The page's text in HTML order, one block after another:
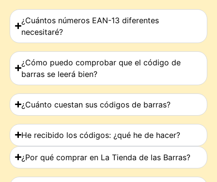
¿Cuántos números EAN-13 diferentes
necesitaré?
¿Cómo puedo comprobar que el código de
barras se leerá bien?
¿Cuánto cuestan sus códigos de barras?
He recibido los códigos: ¿qué he de hacer?
¿Por qué comprar en La Tienda de las Barras?